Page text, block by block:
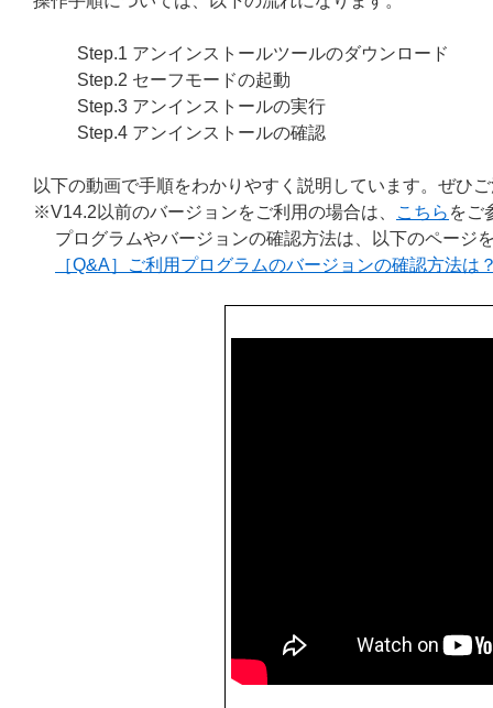
Step.1 アンインストールツールのダウンロード
Step.2 セーフモードの起動
Step.3 アンインストールの実行
Step.4 アンインストールの確認
以下の動画で手順をわかりやすく説明しています。ぜひ
※V14.2以前のバージョンをご利用の場合は、
こちら をご
プログラムやバージョンの確認方法は、以下のページ
［Q&A］ご利用プログラムのバージョンの確認方法は